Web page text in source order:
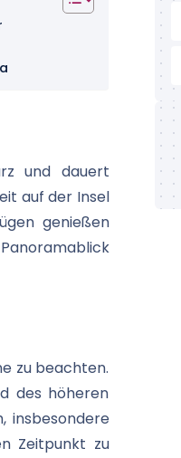
und dauert
auf der Insel
genießen
zu beachten.
des höheren
insbesondere
Zeitpunkt zu